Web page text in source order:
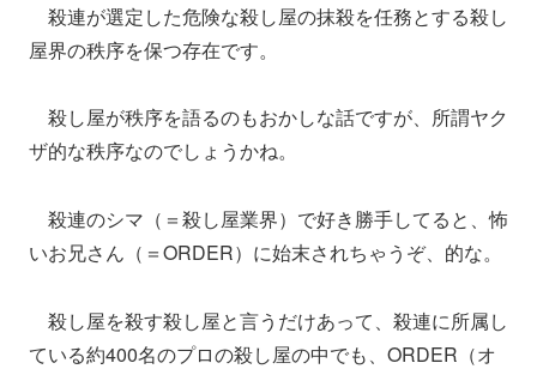
殺連が選定した危険な殺し屋の抹殺を任務とする殺し
屋界の秩序を保つ存在です。
殺し屋が秩序を語るのもおかしな話ですが、所謂ヤク
ザ的な秩序なのでしょうかね。
殺連のシマ（＝殺し屋業界）で好き勝手してると、怖
いお兄さん（＝ORDER）に始末されちゃうぞ、的な。
殺し屋を殺す殺し屋と言うだけあって、殺連に所属し
ている約400名のプロの殺し屋の中でも、ORDER（オ